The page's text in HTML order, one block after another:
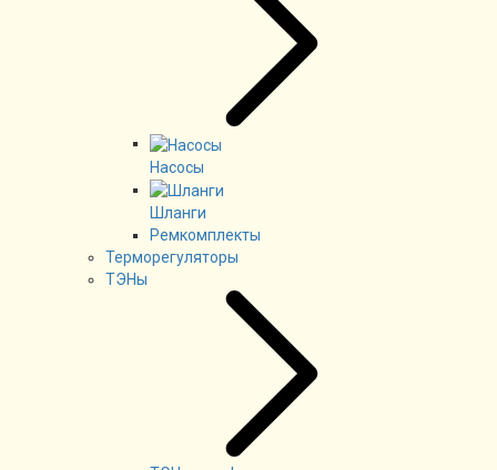
Насосы
Шланги
Ремкомплекты
Терморегуляторы
ТЭНы